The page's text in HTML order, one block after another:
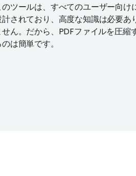
のツールは、すべてのユーザー向け
されており、高度な知識は必要あ
せん。だから、PDFファイルを圧縮
のは簡単です。